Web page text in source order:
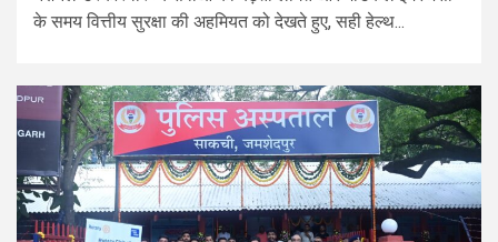
के समय वित्तीय सुरक्षा की अहमियत को देखते हुए, सही हेल्थ...